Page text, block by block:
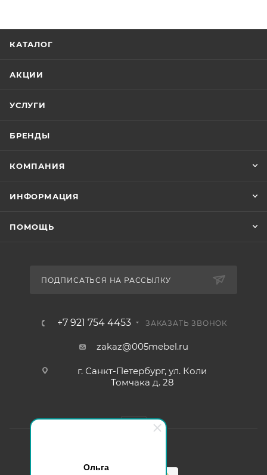
Ольга
КАТАЛОГ
АКЦИИ
УСЛУГИ
БРЕНДЫ
КОМПАНИЯ
ИНФОРМАЦИЯ
ПОМОЩЬ
ПОДПИСАТЬСЯ НА РАССЫЛКУ
+7 921 754 4453 ЗАКАЗАТЬ ЗВОНОК
zakaz@005mebel.ru
г. Санкт-Петербург, ул. Коли
Томчака д. 28